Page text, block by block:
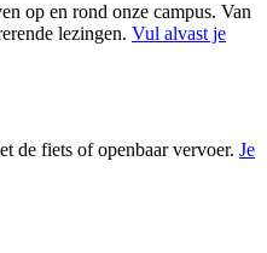
op en rond onze campus. Van
lezingen. Vul alvast je
de fiets of openbaar vervoer. Je